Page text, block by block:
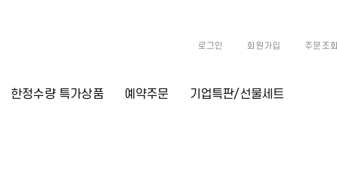
한정수량 특가상품 예약주문 기업특판/선물세트
로그인 회원가입 주문조회